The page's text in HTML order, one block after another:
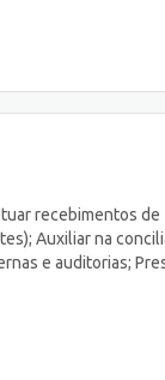
recebimentos de
Auxiliar na
e auditorias;